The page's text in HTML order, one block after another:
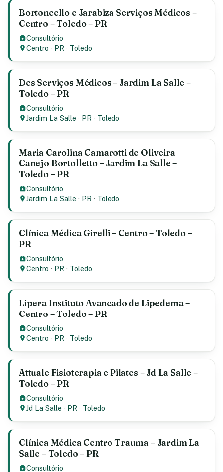
Bortoncello e Jarabiza Serviços Médicos –
Centro – Toledo – PR
Consultório
Centro · PR · Toledo
Dcs Serviços Médicos – Jardim La Salle –
Toledo – PR
Consultório
Jardim La Salle · PR · Toledo
Maria Carolina Camarotti de Oliveira
Canejo Bortolletto – Jardim La Salle –
Toledo – PR
Consultório
Jardim La Salle · PR · Toledo
Clínica Médica Girelli – Centro – Toledo –
PR
Consultório
Centro · PR · Toledo
Lipera Instituto Avancado de Lipedema –
Centro – Toledo – PR
Consultório
Centro · PR · Toledo
Attuale Fisioterapia e Pilates – Jd La Salle –
Toledo – PR
Consultório
Jd La Salle · PR · Toledo
Clínica Médica Centro Trauma – Jardim La
Salle – Toledo – PR
Consultório